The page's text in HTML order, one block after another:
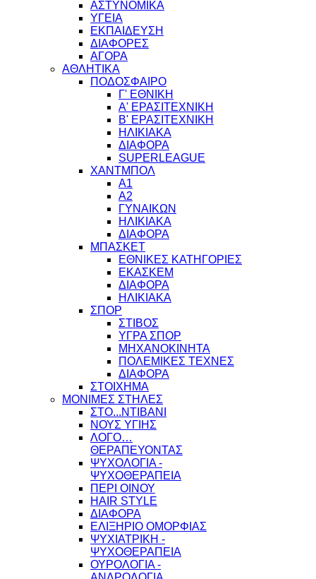
ΑΣΤΥΝΟΜΙΚΑ
ΥΓΕΙΑ
ΕΚΠΑΙΔΕΥΣΗ
ΔΙΑΦΟΡΕΣ
ΑΓΟΡΑ
ΑΘΛΗΤΙΚΑ
ΠΟΔΟΣΦΑΙΡΟ
Γ' ΕΘΝΙΚΗ
Α' ΕΡΑΣΙΤΕΧΝΙΚΗ
Β' ΕΡΑΣΙΤΕΧΝΙΚΗ
ΗΛΙΚΙΑΚΑ
ΔΙΑΦΟΡΑ
SUPERLEAGUE
ΧΑΝΤΜΠΟΛ
Α1
Α2
ΓΥΝΑΙΚΩΝ
ΗΛΙΚΙΑΚΑ
ΔΙΑΦΟΡΑ
ΜΠΑΣΚΕΤ
ΕΘΝΙΚΕΣ ΚΑΤΗΓΟΡΙΕΣ
ΕΚΑΣΚΕΜ
ΔΙΑΦΟΡΑ
ΗΛΙΚΙΑΚΑ
ΣΠΟΡ
ΣΤΙΒΟΣ
ΥΓΡΑ ΣΠΟΡ
ΜΗΧΑΝΟΚΙΝΗΤΑ
ΠΟΛΕΜΙΚΕΣ ΤΕΧΝΕΣ
ΔΙΑΦΟΡΑ
ΣΤΟΙΧΗΜΑ
ΜΟΝΙΜΕΣ ΣΤΗΛΕΣ
ΣΤΟ...ΝΤΙΒΑΝΙ
ΝΟΥΣ ΥΓΙΗΣ
ΛΟΓΟ…
ΘΕΡΑΠΕΥΟΝΤΑΣ
ΨΥΧΟΛΟΓΙΑ -
ΨΥΧΟΘΕΡΑΠΕΙΑ
ΠΕΡΙ ΟΙΝΟΥ
HAIR STYLE
ΔΙΑΦΟΡΑ
ΕΛΙΞΗΡΙΟ ΟΜΟΡΦΙΑΣ
ΨΥΧΙΑΤΡΙΚΗ -
ΨΥΧΟΘΕΡΑΠΕΙΑ
ΟΥΡΟΛΟΓΙΑ -